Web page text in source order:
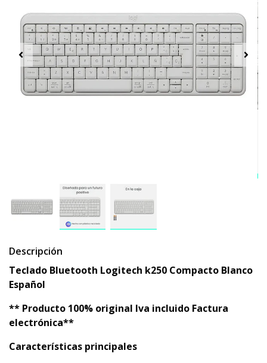
Descripción
Teclado Bluetooth Logitech k250 Compacto Blanco
Español
** Producto 100% original Iva incluido Factura
electrónica**
Características principales